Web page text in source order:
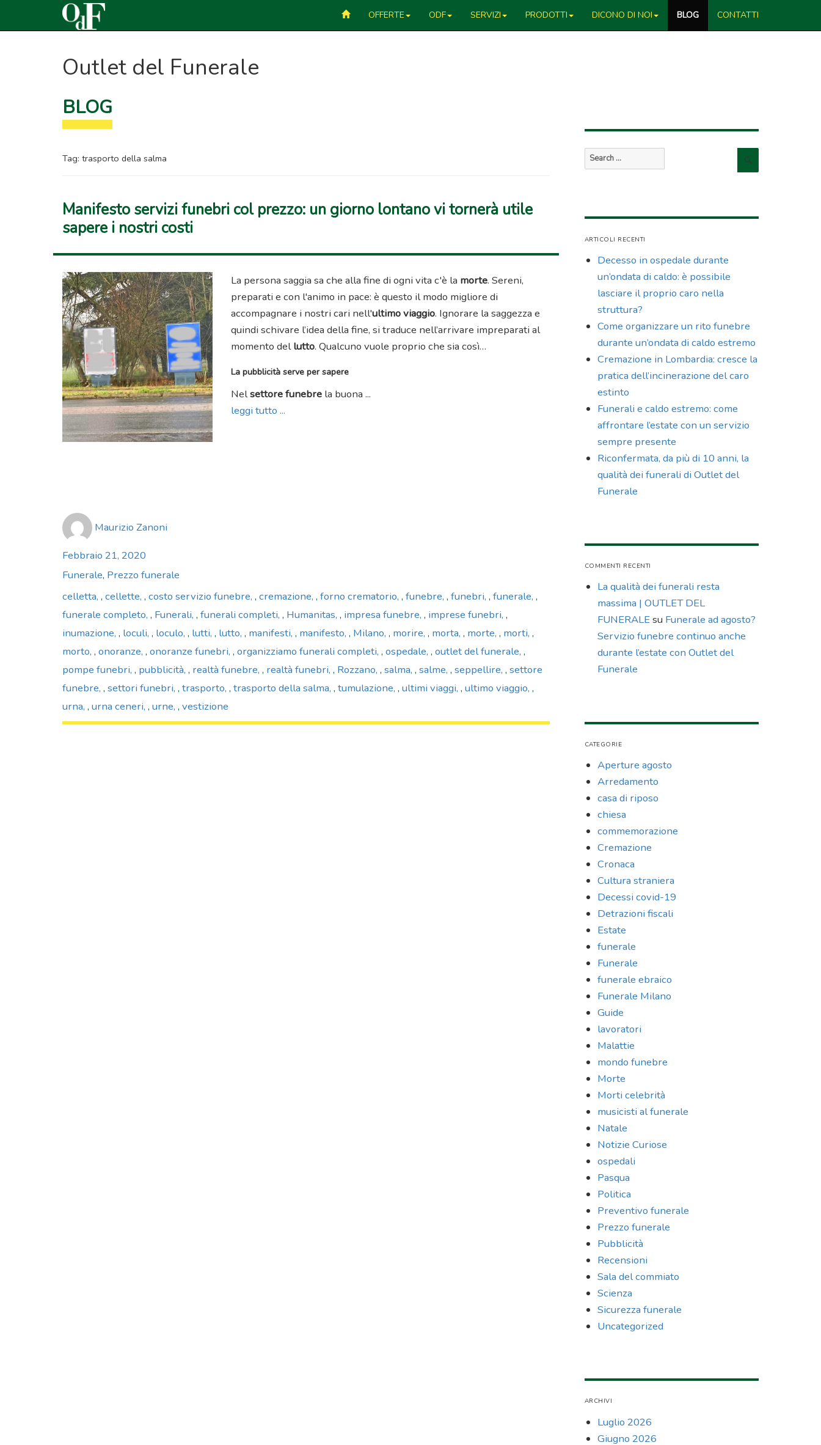
OFFERTE ODF SERVIZI PRODOTTI DICONO DI NOI BLOG CONTATTI
Outlet del Funerale
BLOG
Tag: trasporto della salma
Manifesto servizi funebri col prezzo: un giorno lontano vi tornerà utile
sapere i nostri costi
La persona saggia sa che alla fine di ogni vita c'è la morte. Sereni,
preparati e con l'animo in pace: è questo il modo migliore di
accompagnare i nostri cari nell'ultimo viaggio. Ignorare la saggezza e
quindi schivare l’idea della fine, si traduce nell’arrivare impreparati al
momento dellutto. Qualcuno vuole proprio che sia così…
La pubblicità serve per sapere
Nelsettore funebrela buona ...
leggi tutto ...
Maurizio Zanoni
Posted
on
Febbraio 21, 2020
Categories
Funerale, Prezzo funerale
Tags
celletta , cellette , costo servizio funebre , cremazione , forno crematorio , funebre , funebri , funerale ,
funerale completo , Funerali , funerali completi , Humanitas , impresa funebre , imprese funebri ,
inumazione , loculi , loculo , lutti , lutto , manifesti , manifesto , Milano , morire , morta , morte , morti ,
morto , onoranze , onoranze funebri , organizziamo funerali completi , ospedale , outlet del funerale ,
pompe funebri , pubblicità , realtà funebre , realtà funebri , Rozzano , salma , salme , seppellire , settore
funebre , settori funebri , trasporto , trasporto della salma , tumulazione , ultimi viaggi , ultimo viaggio ,
urna , urna ceneri , urne , vestizione
Search
for:
Search
ARTICOLI RECENTI
Decesso in ospedale durante
un’ondata di caldo: è possibile
lasciare il proprio caro nella
struttura?
Come organizzare un rito funebre
durante un’ondata di caldo estremo
Cremazione in Lombardia: cresce la
pratica dell’incinerazione del caro
estinto
Funerali e caldo estremo: come
affrontare l’estate con un servizio
sempre presente
Riconfermata, da più di 10 anni, la
qualità dei funerali di Outlet del
Funerale
COMMENTI RECENTI
La qualità dei funerali resta
massima | OUTLET DEL
FUNERALEsu Funerale ad agosto?
Servizio funebre continuo anche
durante l’estate con Outlet del
Funerale
CATEGORIE
Aperture agosto
Arredamento
casa di riposo
chiesa
commemorazione
Cremazione
Cronaca
Cultura straniera
Decessi covid-19
Detrazioni fiscali
Estate
funerale
Funerale
funerale ebraico
Funerale Milano
Guide
lavoratori
Malattie
mondo funebre
Morte
Morti celebrità
musicisti al funerale
Natale
Notizie Curiose
ospedali
Pasqua
Politica
Preventivo funerale
Prezzo funerale
Pubblicità
Recensioni
Sala del commiato
Scienza
Sicurezza funerale
Uncategorized
ARCHIVI
Luglio 2026
Giugno 2026